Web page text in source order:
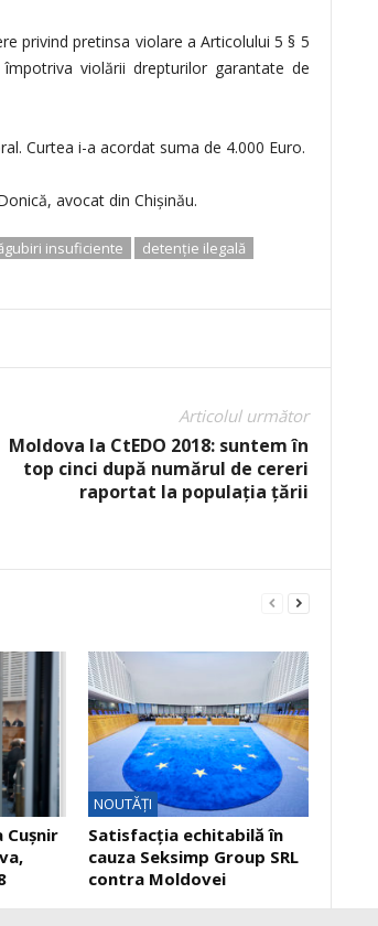
privind pretinsa violare a Articolului 5 § 5
violării drepturilor garantate de
Curtea i-a acordat suma de 4.000 Euro.
avocat din Chişinău.
insuficiente
detenţie ilegală
Articolul următor
Moldova la CtEDO 2018: suntem în
top cinci după numărul de cereri
raportat la populaţia ţării
Cuşnir
NOUTĂȚI
Satisfacția echitabilă în
cauza Seksimp Group SRL
contra Moldovei